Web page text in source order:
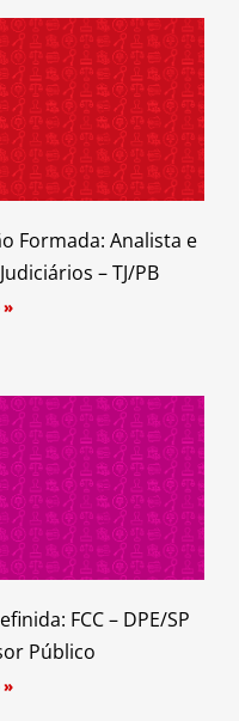
Formada: Analista e
– TJ/PB
»
FCC – DPE/SP
Público
»